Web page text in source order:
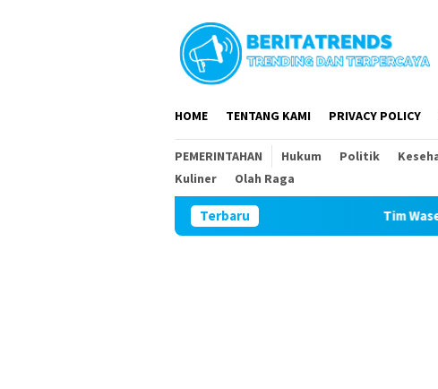
HOME TENTANG KAMI PRIVACY POLICY
PEMERINTAHAN Hukum Politik
Kuliner
Olah Raga
Terbaru Tim Wasev Mabesad